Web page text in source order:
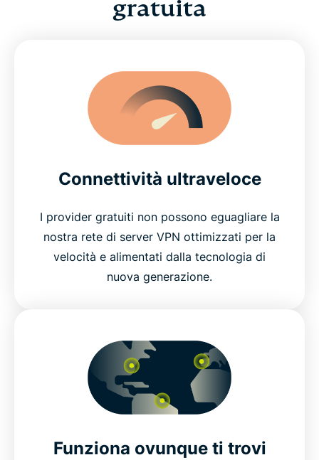
gratuita
Connettività ultraveloce
I provider gratuiti non possono eguagliare la
nostra rete di server VPN ottimizzati per la
velocità e alimentati dalla tecnologia di
nuova generazione.
Funziona ovunque ti trovi